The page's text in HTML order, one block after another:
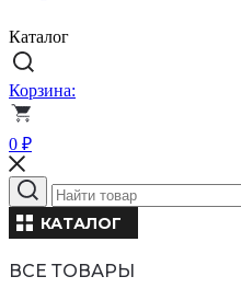
Каталог
Корзина:
0 ₽
КАТАЛОГ
ВСЕ ТОВАРЫ